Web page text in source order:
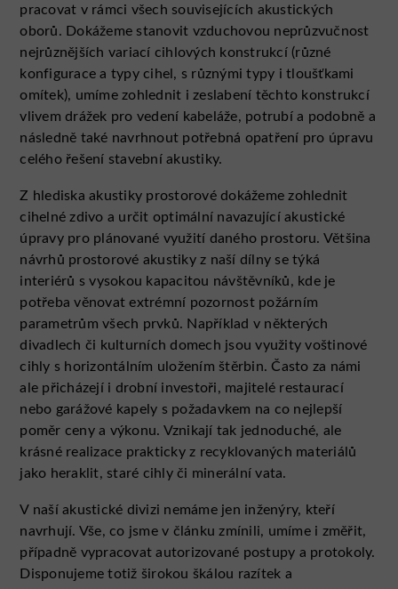
pracovat v rámci všech souvisejících akustických
oborů. Dokážeme stanovit vzduchovou neprůzvučnost
nejrůznějších variací cihlových konstrukcí (různé
konfigurace a typy cihel, s různými typy i tloušťkami
omítek), umíme zohlednit i zeslabení těchto konstrukcí
vlivem drážek pro vedení kabeláže, potrubí a podobně a
následně také navrhnout potřebná opatření pro úpravu
celého řešení stavební akustiky.
Z hlediska akustiky prostorové dokážeme zohlednit
cihelné zdivo a určit optimální navazující akustické
úpravy pro plánované využití daného prostoru. Většina
návrhů prostorové akustiky z naší dílny se týká
interiérů s vysokou kapacitou návštěvníků, kde je
potřeba věnovat extrémní pozornost požárním
parametrům všech prvků. Například v některých
divadlech či kulturních domech jsou využity voštinové
cihly s horizontálním uložením štěrbin. Často za námi
ale přicházejí i drobní investoři, majitelé restaurací
nebo garážové kapely s požadavkem na co nejlepší
poměr ceny a výkonu. Vznikají tak jednoduché, ale
krásné realizace prakticky z recyklovaných materiálů
jako heraklit, staré cihly či minerální vata.
V naší akustické divizi nemáme jen inženýry, kteří
navrhují. Vše, co jsme v článku zmínili, umíme i změřit,
případně vypracovat autorizované postupy a protokoly.
Disponujeme totiž širokou škálou razítek a